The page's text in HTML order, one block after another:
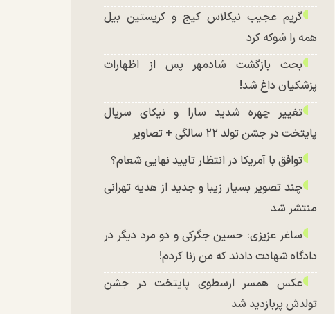
گریم عجیب نیکلاس کیج و کریستین بیل
همه را شوکه کرد
بحث بازگشت شادمهر پس از اظهارات
پزشکیان داغ شد!
تغییر چهره شدید سارا و نیکای سریال
پایتخت در جشن تولد ۲۲ سالگی + تصاویر
توافق با آمریکا در انتظار تایید نهایی شعام؟
چند تصویر بسیار زیبا و جدید از هدیه تهرانی
منتشر شد
ساغر عزیزی: حسین جگرکی و دو مرد دیگر در
دادگاه شهادت دادند که من زنا کردم!
عکس همسر ارسطوی پایتخت در جشن
تولدش پربازدید شد